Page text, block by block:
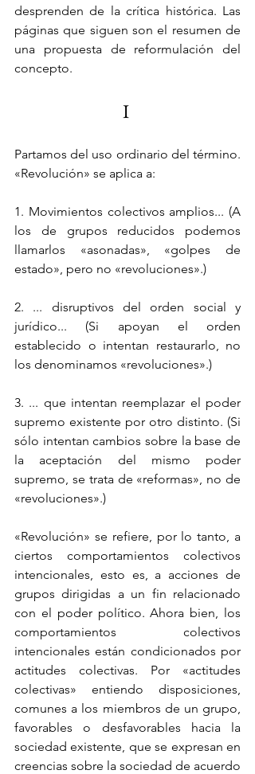
desprenden de la crítica histórica. Las
páginas que siguen son el resumen de
una propuesta de reformulación del
concepto.
I
Partamos del uso ordinario del término.
«Revolución» se aplica a:
1. Movimientos colectivos amplios... (A
los de grupos reducidos podemos
llamarlos «asonadas», «golpes de
estado», pero no «revoluciones».)
2. ... disruptivos del orden social y
jurídico... (Si apoyan el orden
establecido o intentan restaurarlo, no
los denominamos «revoluciones».)
3. ... que intentan reemplazar el poder
supremo existente por otro distinto. (Si
sólo intentan cambios sobre la base de
la aceptación del mismo poder
supremo, se trata de «reformas», no de
«revoluciones».)
«Revolución» se refiere, por lo tanto, a
ciertos comportamientos colectivos
intencionales, esto es, a acciones de
grupos dirigidas a un fin relacionado
con el poder político. Ahora bien, los
comportamientos colectivos
intencionales están condicionados por
actitudes colectivas. Por «actitudes
colectivas» entiendo disposiciones,
comunes a los miembros de un grupo,
favorables o desfavorables hacia la
sociedad existente, que se expresan en
creencias sobre la sociedad de acuerdo